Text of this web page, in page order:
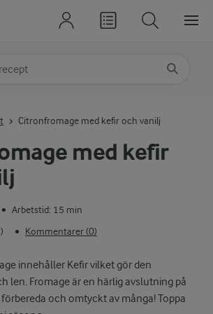
med kefir
• Arbetstid: 15 min
• Kommentarer (0)
innehåller Kefir vilket gör den
len. Fromage är en härlig avslutning på
och omtyckt av många! Toppa
Citronfromage med kefir och vanilj
ingrediens